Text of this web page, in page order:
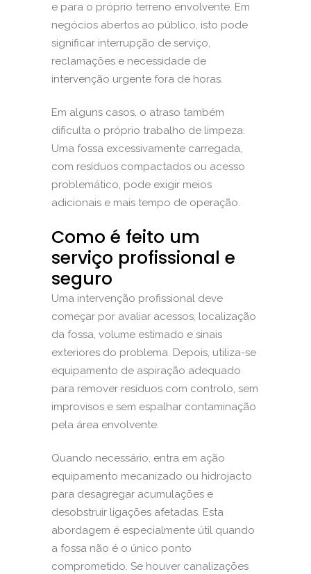
e para o próprio terreno envolvente. Em
negócios abertos ao público, isto pode
significar interrupção de serviço,
reclamações e necessidade de
intervenção urgente fora de horas.
Em alguns casos, o atraso também
dificulta o próprio trabalho de limpeza.
Uma fossa excessivamente carregada,
com resíduos compactados ou acesso
problemático, pode exigir meios
adicionais e mais tempo de operação.
Como é feito um
serviço profissional e
seguro
Uma intervenção profissional deve
começar por avaliar acessos, localização
da fossa, volume estimado e sinais
exteriores do problema. Depois, utiliza-se
equipamento de aspiração adequado
para remover resíduos com controlo, sem
improvisos e sem espalhar contaminação
pela área envolvente.
Quando necessário, entra em ação
equipamento mecanizado ou hidrojacto
para desagregar acumulações e
desobstruir ligações afetadas. Esta
abordagem é especialmente útil quando
a fossa não é o único ponto
comprometido. Se houver canalizações